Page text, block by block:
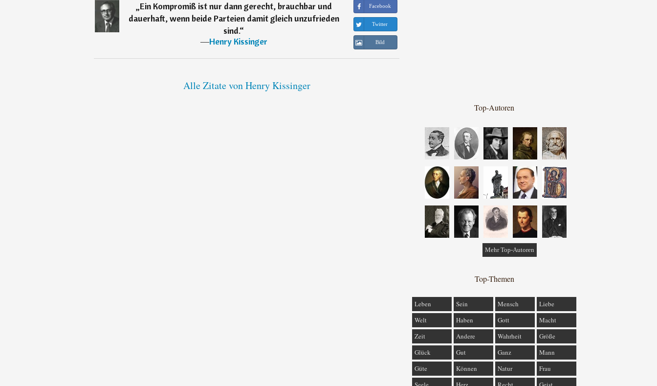
„Ein Kompromiß ist nur dann gerecht, brauchbar und
dauerhaft, wenn beide Parteien damit gleich unzufrieden
sind.“
―Henry Kissinger
Facebook
Twitter
Bild
Alle Zitate von Henry Kissinger
Top-Autoren
Mehr Top-Autoren
Top-Themen
Leben Sein Mensch
Liebe
Welt
Haben Gott
Macht
Zeit
Andere Wahrheit
Größe
Glück
Gut Ganz
Mann
Güte
Können Natur
Frau